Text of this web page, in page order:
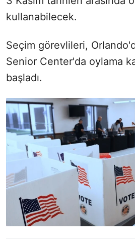
kullanabilecek.
Seçim görevlileri,
Senior Center'da oylama
başladı.